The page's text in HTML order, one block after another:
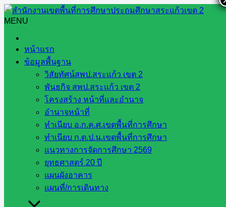
Skip
to
content
MENU
หน้าแรก
ข้อมูลพื้นฐาน
วิสัยทัศน์สพป.สระแก้ว เขต 2
พันธกิจ สพป.สระแก้ว เขต 2
โครงสร้าง หน้าที่และอำนาจ
อำนาจหน้าที่
ทำเนียบ อ.ก.ค.ศ.เขตพื้นที่การศึกษา
ทำเนียบ ก.ต.ป.น.เขตพื้นที่การศึกษา
แนวทางการจัดการศึกษา 2569
ยุทธศาสตร์ 20 ปี
แผนผังอาคาร
แผนที่/การเดินทาง
Search
กลุ่มส่งเสริมการศึกษาทางไกล
เทคโนโลยีสารสนเทศและการ
สื่อสาร